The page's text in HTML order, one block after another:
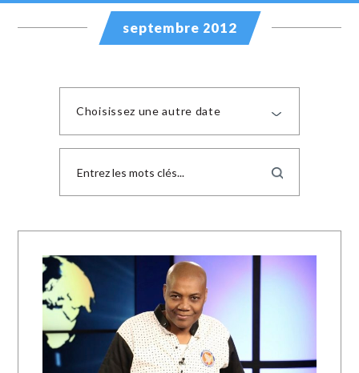
septembre 2012
Choisissez une autre date